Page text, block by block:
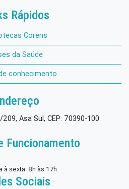
Rápidos
Corens
da Saúde
conhecimento
Asa Sul, CEP: 70390-100
Funcionamento
à sexta: 8h às 17h
Sociais